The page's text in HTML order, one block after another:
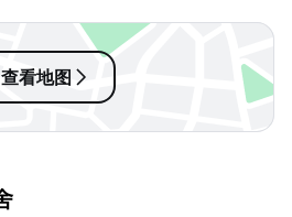
查看地图